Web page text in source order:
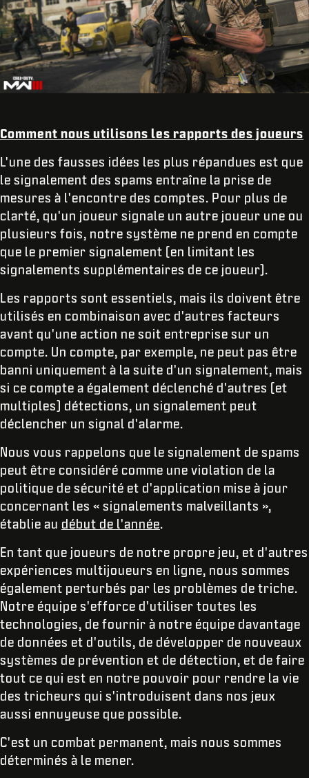
Comment nous utilisons les rapports des joueurs
L'une des fausses idées les plus répandues est que
le signalement des spams entraîne la prise de
mesures à l'encontre des comptes. Pour plus de
clarté, qu'un joueur signale un autre joueur une ou
plusieurs fois, notre système ne prend en compte
que le premier signalement (en limitant les
signalements supplémentaires de ce joueur).
Les rapports sont essentiels, mais ils doivent être
utilisés en combinaison avec d'autres facteurs
avant qu'une action ne soit entreprise sur un
compte. Un compte, par exemple, ne peut pas être
banni uniquement à la suite d'un signalement, mais
si ce compte a également déclenché d'autres (et
multiples) détections, un signalement peut
déclencher un signal d'alarme.
Nous vous rappelons que le signalement de spams
peut être considéré comme une violation de la
politique de sécurité et d'application mise à jour
concernant les « signalements malveillants »,
établie au début de l'année.
En tant que joueurs de notre propre jeu, et d'autres
expériences multijoueurs en ligne, nous sommes
également perturbés par les problèmes de triche.
Notre équipe s'efforce d'utiliser toutes les
technologies, de fournir à notre équipe davantage
de données et d'outils, de développer de nouveaux
systèmes de prévention et de détection, et de faire
tout ce qui est en notre pouvoir pour rendre la vie
des tricheurs qui s'introduisent dans nos jeux
aussi ennuyeuse que possible.
C'est un combat permanent, mais nous sommes
déterminés à le mener.